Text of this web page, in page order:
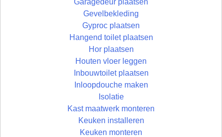
Gevelbekleding
Gyproc plaatsen
Hangend toilet plaatsen
Hor plaatsen
Houten vloer leggen
Inbouwtoilet plaatsen
Inloopdouche maken
Isolatie
Kast maatwerk monteren
Keuken installeren
Keuken monteren